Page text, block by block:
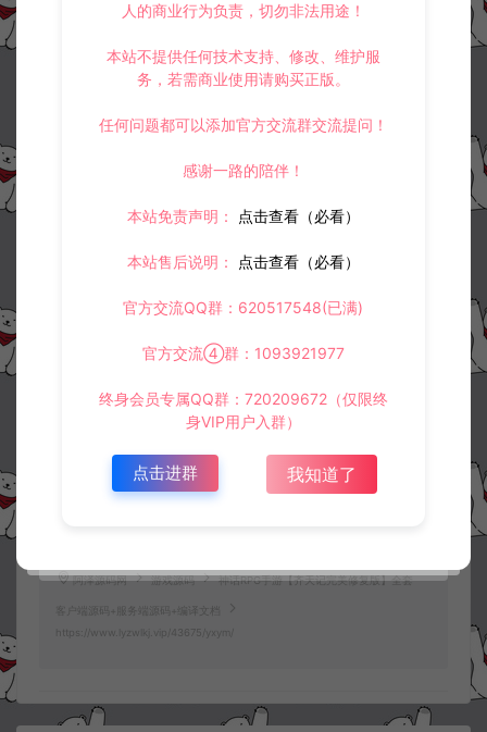
此资源下载价格为 30 星钻，请先 登录
收藏 (4) 打赏 点赞 (
©版权免责声明
本站资源售价只是赞助，收取费用仅维持本站的日常运营所需。
若您需要商业运营或用于其他商业活动，请您购买正版授权并合法
如果本站有侵犯、不妥之处的资源，请在网站右边客服联系我们。
将会第一时间解决！
本站提供的所有资源仅供参考学习使用，不存在任何商业目的与商
阿泽源码网 游戏源码 神话RPG手游【齐天记完美修复版】全套
客户端源码+服务端源码+编译文档
https://www.lyzwlkj.vip/43675/yxym/
人的商业行为负责，切勿非法用途！
本站不提供任何技术支持、修改、维护服
务，若需商业使用请购买正版。
任何问题都可以添加官方交流群交流提问！
感谢一路的陪伴！
本站免责声明： 点击查看（必看）
本站售后说明： 点击查看（必看）
官方交流QQ群：620517548(已满)
官方交流④群：1093921977
终身会员专属QQ群：720209672（仅限终
身VIP用户入群）
点击进群 我知道了